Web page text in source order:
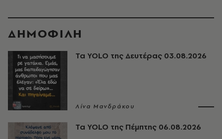
ΔΗΜΟΦΙΛΗ
Τα YOLO της Δευτέρας 03.08.2026
Λίνα Μανδράκου
Τα YOLO της Πέμπτης 06.08.2026